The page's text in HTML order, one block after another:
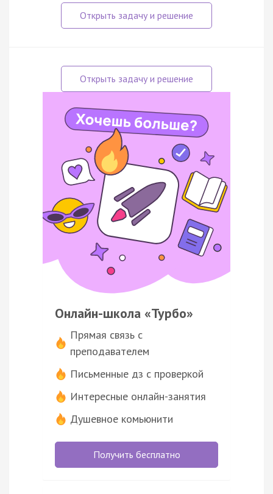
Онлайн-школа «Турбо»
Прямая связь с
преподавателем
Письменные дз с проверкой
Интересные онлайн-занятия
Душевное комьюнити
Получить бесплатно